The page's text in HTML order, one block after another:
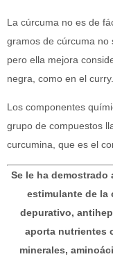
La cúrcuma no es de
gramos de cúrcuma no
pero ella mejora
negra, como en el curry.
Los componentes
grupo de compuestos
curcumina, que es el
Se le ha
estimulante de la
depurativo,
aporta nutrientes
minerales,